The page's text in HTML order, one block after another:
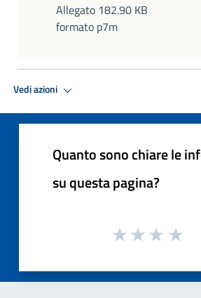
Allegato 182.90 KB
formato p7m
Vedi azioni
Quanto sono chiare le
su questa pagina?